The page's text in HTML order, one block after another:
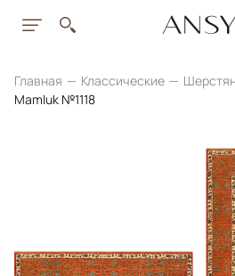
Главная Классические
Mamluk №1118